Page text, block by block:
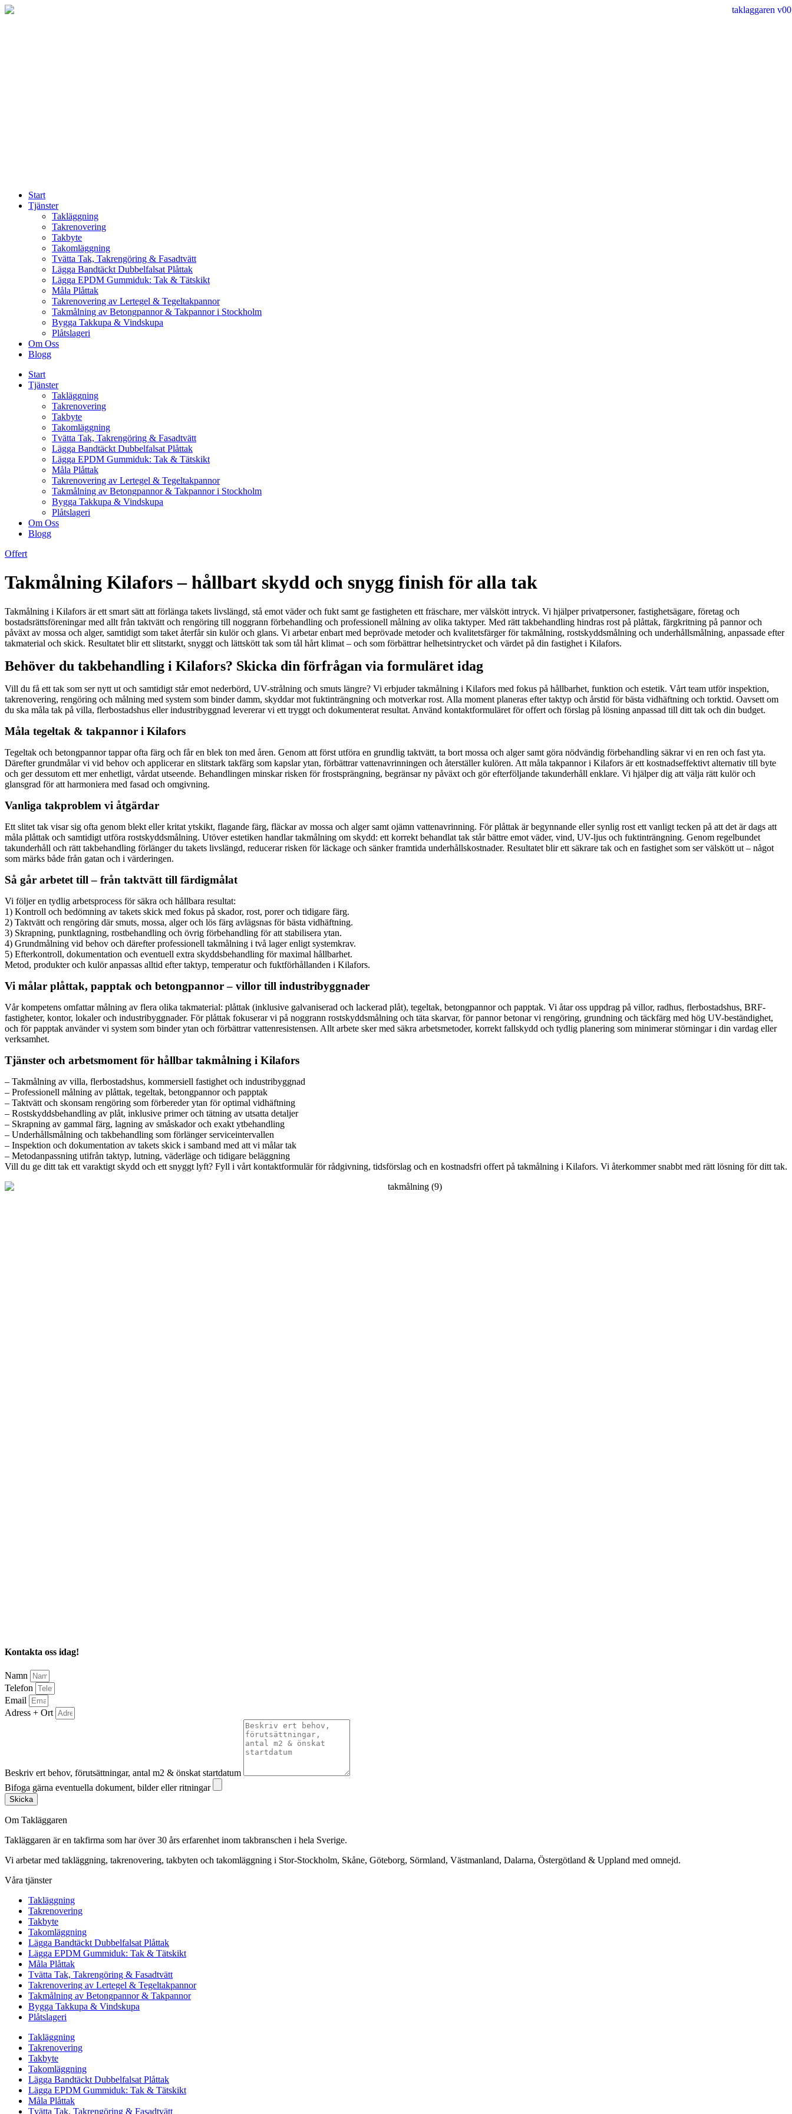
Skip
Start
Tjänster
Takläggning
Takrenovering
Takbyte
Takomläggning
Tvätta Tak, Takrengöring & Fasadtvätt
Lägga Bandtäckt Dubbelfalsat Plåttak
Lägga EPDM Gummiduk: Tak & Tätskikt
Måla Plåttak
Takrenovering av Lertegel & Tegeltakpannor
Takmålning av Betongpannor & Takpannor i Stockholm
Bygga Takkupa & Vindskupa
Plåtslageri
Om Oss
Blogg
Start
Tjänster
Takläggning
Takrenovering
Takbyte
Takomläggning
Tvätta Tak, Takrengöring & Fasadtvätt
Lägga Bandtäckt Dubbelfalsat Plåttak
Lägga EPDM Gummiduk: Tak & Tätskikt
Måla Plåttak
Takrenovering av Lertegel & Tegeltakpannor
Takmålning av Betongpannor & Takpannor i Stockholm
Bygga Takkupa & Vindskupa
Plåtslageri
Om Oss
Blogg
Offert
Takmålning Kilafors – hållbart skydd och snygg finish för alla tak
Takmålning i Kilafors är ett smart sätt att förlänga takets livslängd, stå emot väder och fukt samt ge fastigheten ett fräschare, mer välskött intryck. Vi hjälper privatpersoner, fastighetsägare, företag och
bostadsrättsföreningar med allt från taktvätt och rengöring till noggrann förbehandling och professionell målning av olika taktyper. Med rätt takbehandling hindras rost på plåttak, färgkritning på pannor och
påväxt av mossa och alger, samtidigt som taket återfår sin kulör och glans. Vi arbetar enbart med beprövade metoder och kvalitetsfärger för takmålning, rostskyddsmålning och underhållsmålning, anpassade efter
takmaterial och skick. Resultatet blir ett slitstarkt, snyggt och lättskött tak som tål hårt klimat – och som förbättrar helhetsintrycket och värdet på din fastighet i Kilafors.
Behöver du takbehandling i Kilafors? Skicka din förfrågan via formuläret idag
Vill du få ett tak som ser nytt ut och samtidigt står emot nederbörd, UV-strålning och smuts längre? Vi erbjuder takmålning i Kilafors med fokus på hållbarhet, funktion och estetik. Vårt team utför inspektion,
takrenovering, rengöring och målning med system som binder damm, skyddar mot fuktinträngning och motverkar rost. Alla moment planeras efter taktyp och årstid för bästa vidhäftning och torktid. Oavsett om
du ska måla tak på villa, flerbostadshus eller industribyggnad levererar vi ett tryggt och dokumenterat resultat. Använd kontaktformuläret för offert och förslag på lösning anpassad till ditt tak och din budget.
Måla tegeltak & takpannor i Kilafors
Tegeltak och betongpannor tappar ofta färg och får en blek ton med åren. Genom att först utföra en grundlig taktvätt, ta bort mossa och alger samt göra nödvändig förbehandling säkrar vi en ren och fast yta.
Därefter grundmålar vi vid behov och applicerar en slitstark takfärg som kapslar ytan, förbättrar vattenavrinningen och återställer kulören. Att måla takpannor i Kilafors är ett kostnadseffektivt alternativ till byte
och ger dessutom ett mer enhetligt, vårdat utseende. Behandlingen minskar risken för frostsprängning, begränsar ny påväxt och gör efterföljande takunderhåll enklare. Vi hjälper dig att välja rätt kulör och
glansgrad för att harmoniera med fasad och omgivning.
Vanliga takproblem vi åtgärdar
Ett slitet tak visar sig ofta genom blekt eller kritat ytskikt, flagande färg, fläckar av mossa och alger samt ojämn vattenavrinning. För plåttak är begynnande eller synlig rost ett vanligt tecken på att det är dags att
måla plåttak och samtidigt utföra rostskyddsmålning. Utöver estetiken handlar takmålning om skydd: ett korrekt behandlat tak står bättre emot väder, vind, UV-ljus och fuktinträngning. Genom regelbundet
takunderhåll och rätt takbehandling förlänger du takets livslängd, reducerar risken för läckage och sänker framtida underhållskostnader. Resultatet blir ett säkrare tak och en fastighet som ser välskött ut – något
som märks både från gatan och i värderingen.
Så går arbetet till – från taktvätt till färdigmålat
Vi följer en tydlig arbetsprocess för säkra och hållbara resultat:
1) Kontroll och bedömning av takets skick med fokus på skador, rost, porer och tidigare färg.
2) Taktvätt och rengöring där smuts, mossa, alger och lös färg avlägsnas för bästa vidhäftning.
3) Skrapning, punktlagning, rostbehandling och övrig förbehandling för att stabilisera ytan.
4) Grundmålning vid behov och därefter professionell takmålning i två lager enligt systemkrav.
5) Efterkontroll, dokumentation och eventuell extra skyddsbehandling för maximal hållbarhet.
Metod, produkter och kulör anpassas alltid efter taktyp, temperatur och fuktförhållanden i Kilafors.
Vi målar plåttak, papptak och betongpannor – villor till industribyggnader
Vår kompetens omfattar målning av flera olika takmaterial: plåttak (inklusive galvaniserad och lackerad plåt), tegeltak, betongpannor och papptak. Vi åtar oss uppdrag på villor, radhus, flerbostadshus, BRF-
fastigheter, kontor, lokaler och industribyggnader. För plåttak fokuserar vi på noggrann rostskyddsmålning och täta skarvar, för pannor betonar vi rengöring, grundning och täckfärg med hög UV-beständighet,
och för papptak använder vi system som binder ytan och förbättrar vattenresistensen. Allt arbete sker med säkra arbetsmetoder, korrekt fallskydd och tydlig planering som minimerar störningar i din vardag eller
verksamhet.
Tjänster och arbetsmoment för hållbar takmålning i Kilafors
– Takmålning av villa, flerbostadshus, kommersiell fastighet och industribyggnad
– Professionell målning av plåttak, tegeltak, betongpannor och papptak
– Taktvätt och skonsam rengöring som förbereder ytan för optimal vidhäftning
– Rostskyddsbehandling av plåt, inklusive primer och tätning av utsatta detaljer
– Skrapning av gammal färg, lagning av småskador och exakt ytbehandling
– Underhållsmålning och takbehandling som förlänger serviceintervallen
– Inspektion och dokumentation av takets skick i samband med att vi målar tak
– Metodanpassning utifrån taktyp, lutning, väderläge och tidigare beläggning
Vill du ge ditt tak ett varaktigt skydd och ett snyggt lyft? Fyll i vårt kontaktformulär för rådgivning, tidsförslag och en kostnadsfri offert på takmålning i Kilafors. Vi återkommer snabbt med rätt lösning för ditt tak.
Kontakta oss idag!
Namn
Telefon
Email
Adress + Ort
Beskriv ert behov, förutsättningar, antal m2 & önskat startdatum
Bifoga gärna eventuella dokument, bilder eller ritningar
Skicka
Om Takläggaren
Takläggaren är en takfirma som har över 30 års erfarenhet inom takbranschen i hela Sverige.
Vi arbetar med takläggning, takrenovering, takbyten och takomläggning i Stor-Stockholm, Skåne, Göteborg, Sörmland, Västmanland, Dalarna, Östergötland & Uppland med omnejd.
Våra tjänster
Takläggning
Takrenovering
Takbyte
Takomläggning
Lägga Bandtäckt Dubbelfalsat Plåttak
Lägga EPDM Gummiduk: Tak & Tätskikt
Måla Plåttak
Tvätta Tak, Takrengöring & Fasadtvätt
Takrenovering av Lertegel & Tegeltakpannor
Takmålning av Betongpannor & Takpannor
Bygga Takkupa & Vindskupa
Plåtslageri
Takläggning
Takrenovering
Takbyte
Takomläggning
Lägga Bandtäckt Dubbelfalsat Plåttak
Lägga EPDM Gummiduk: Tak & Tätskikt
Måla Plåttak
Tvätta Tak, Takrengöring & Fasadtvätt